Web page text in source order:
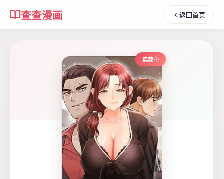
查查漫画 返回首页
连载中